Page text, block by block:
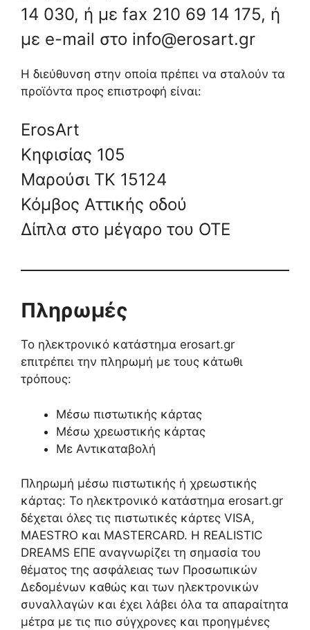
14 030, ή με fax 210 69 14 175, ή
με e-mail στο info@erosart.gr
H διεύθυνση στην οποία πρέπει να σταλούν τα
προϊόντα προς επιστροφή είναι:
ErosArt
Κηφισίας 105
Μαρούσι TK 15124
Κόμβος Αττικής οδού
Δίπλα στο μέγαρο του ΟΤΕ
Πληρωμές
Το ηλεκτρονικό κατάστημα erosart.gr
επιτρέπει την πληρωμή με τους κάτωθι
τρόπους:
Μέσω πιστωτικής κάρτας
Μέσω χρεωστικής κάρτας
Με Αντικαταβολή
Πληρωμή μέσω πιστωτικής ή χρεωστικής
κάρτας: Το ηλεκτρονικό κατάστημα erosart.gr
δέχεται όλες τις πιστωτικές κάρτες VISA,
MAESTRO και MASTERCARD. Η REALISTIC
DREAMS ΕΠΕ αναγνωρίζει τη σημασία του
θέματος της ασφάλειας των Προσωπικών
Δεδομένων καθώς και των ηλεκτρονικών
συναλλαγών και έχει λάβει όλα τα απαραίτητα
μέτρα με τις πιο σύγχρονες και προηγμένες